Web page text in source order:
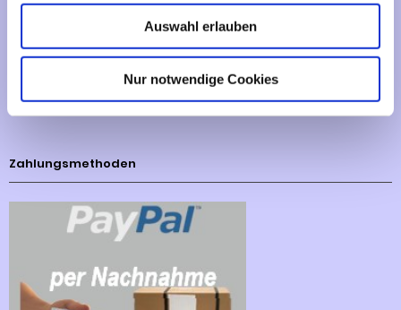
Auswahl erlauben
Nur notwendige Cookies
Sitemap
Zahlungsmethoden